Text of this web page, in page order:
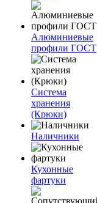
Алюминиевые
профили ГОСТ
Система
хранения
(Крюки)
Наличники
Кухонные
фартуки